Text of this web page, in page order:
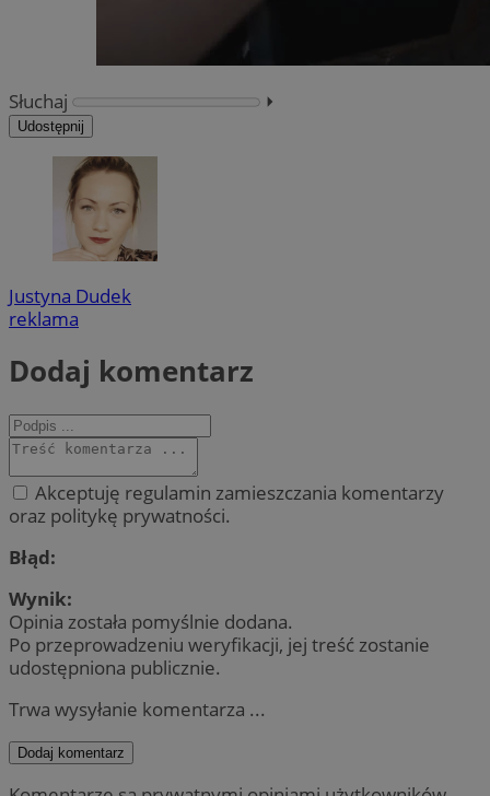
Słuchaj ⏵︎
Udostępnij
Justyna Dudek
reklama
Dodaj komentarz
Akceptuję regulamin zamieszczania komentarzy
oraz politykę prywatności.
Błąd:
Wynik:
Opinia została pomyślnie dodana.
Po przeprowadzeniu weryfikacji, jej treść zostanie
udostępniona publicznie.
Trwa wysyłanie komentarza ...
Dodaj komentarz